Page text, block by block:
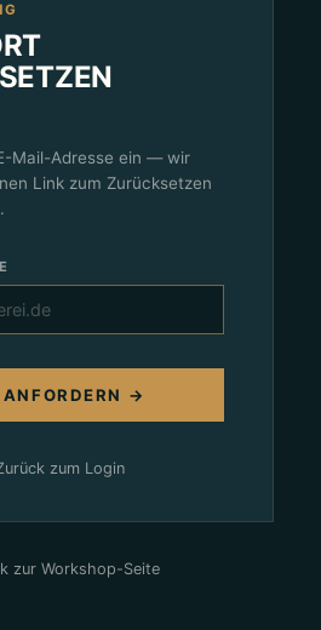
Mail-Adresse ein — wir
Link zum Zurücksetzen
→
zum Login
zur Workshop-Seite